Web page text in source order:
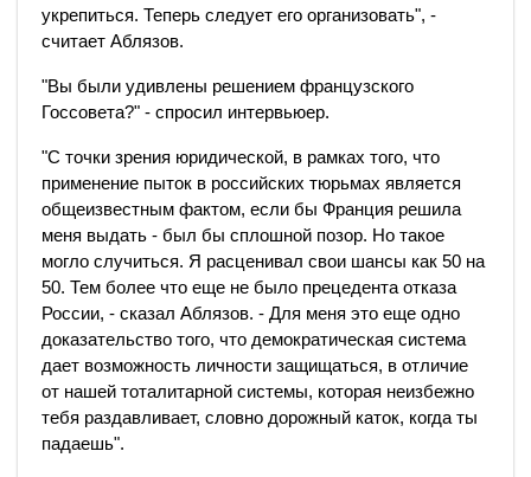
укрепиться. Теперь следует его организовать", -
считает Аблязов.
"Вы были удивлены решением французского
Госсовета?" - спросил интервьюер.
"С точки зрения юридической, в рамках того, что
применение пыток в российских тюрьмах является
общеизвестным фактом, если бы Франция решила
меня выдать - был бы сплошной позор. Но такое
могло случиться. Я расценивал свои шансы как 50 на
50. Тем более что еще не было прецедента отказа
России, - сказал Аблязов. - Для меня это еще одно
доказательство того, что демократическая система
дает возможность личности защищаться, в отличие
от нашей тоталитарной системы, которая неизбежно
тебя раздавливает, словно дорожный каток, когда ты
падаешь".